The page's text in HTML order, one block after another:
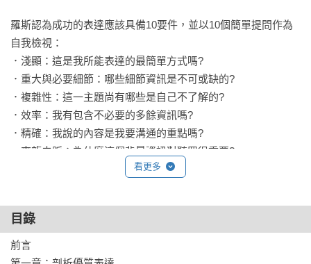
羅斯認為成功的表達應該具備10要件，並以10個簡單提問作為
自我檢視：
．淺顯：這是我所能表達的最簡單方式嗎?
．重大與必要細節：哪些細節資訊是不可或缺的?
．複雜性：這一主題尚有哪些是自己不了解的?
．效率：我有包含不必要的多餘資訊嗎?
．精確：我說的內容是我要溝通的重點嗎?
．來龍去脈：為什麼這個背景資訊對聽眾很重要?
．去除干擾：有任何口頭、書面或視覺上的干擾嗎?
．提供助益：我是否回答了聽眾可能會有的疑問?
．目的明確：最重要的是，我想要傳達什麼訊息?
❝ 愈忙愈要瞬間抓住對方的注意力，除了自己想說的，還要顧及
看更多
目錄
前言